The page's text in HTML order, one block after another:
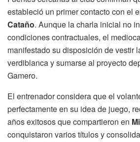
estableció un primer contacto con el
Cataño. Aunque la charla inicial no
condiciones contractuales, el
manifestado su disposición de vestir
verdiblanca y sumarse al proyecto
Gamero.
El entrenador considera que el
perfectamente en su idea de juego,
años exitosos que compartieron en
conquistaron varios títulos y